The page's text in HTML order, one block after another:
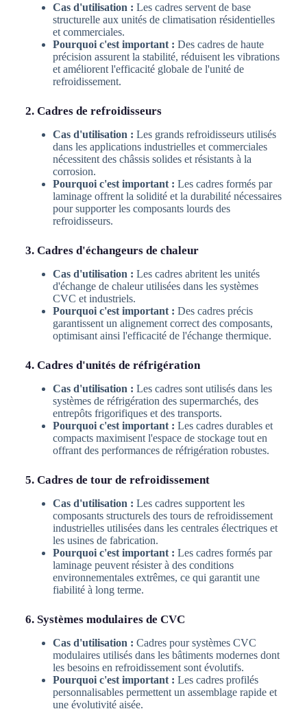
Cas d'utilisation : Les cadres servent de base
structurelle aux unités de climatisation résidentielles
et commerciales.
Pourquoi c'est important : Des cadres de haute
précision assurent la stabilité, réduisent les vibrations
et améliorent l'efficacité globale de l'unité de
refroidissement.
2. Cadres de refroidisseurs
Cas d'utilisation : Les grands refroidisseurs utilisés
dans les applications industrielles et commerciales
nécessitent des châssis solides et résistants à la
corrosion.
Pourquoi c'est important : Les cadres formés par
laminage offrent la solidité et la durabilité nécessaires
pour supporter les composants lourds des
refroidisseurs.
3. Cadres d'échangeurs de chaleur
Cas d'utilisation : Les cadres abritent les unités
d'échange de chaleur utilisées dans les systèmes
CVC et industriels.
Pourquoi c'est important : Des cadres précis
garantissent un alignement correct des composants,
optimisant ainsi l'efficacité de l'échange thermique.
4. Cadres d'unités de réfrigération
Cas d'utilisation : Les cadres sont utilisés dans les
systèmes de réfrigération des supermarchés, des
entrepôts frigorifiques et des transports.
Pourquoi c'est important : Les cadres durables et
compacts maximisent l'espace de stockage tout en
offrant des performances de réfrigération robustes.
5. Cadres de tour de refroidissement
Cas d'utilisation : Les cadres supportent les
composants structurels des tours de refroidissement
industrielles utilisées dans les centrales électriques et
les usines de fabrication.
Pourquoi c'est important : Les cadres formés par
laminage peuvent résister à des conditions
environnementales extrêmes, ce qui garantit une
fiabilité à long terme.
6. Systèmes modulaires de CVC
Cas d'utilisation : Cadres pour systèmes CVC
modulaires utilisés dans les bâtiments modernes dont
les besoins en refroidissement sont évolutifs.
Pourquoi c'est important : Les cadres profilés
personnalisables permettent un assemblage rapide et
une évolutivité aisée.